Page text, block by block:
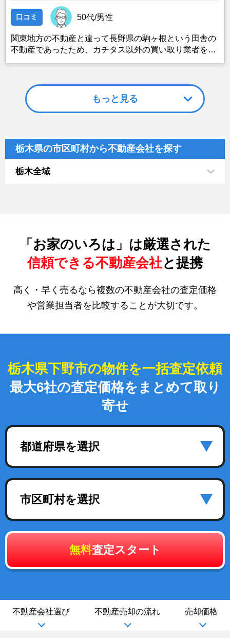
口コミ 50代/男性
関東地方の不動産と違って長野県の駒ヶ根という田舎の
不動産であったため、カチタス以外の買い取り業者をみ
も空き家の状態で不動産を残しておけないと考えて売却
を決めた。
もっと見る
栃木県の市区町村から不動産会社を探す
栃木全域
「お家のいろは」は厳選された
信頼できる不動産会社と提携
高く・早く売るなら複数の不動産会社の査定価格
や営業担当者を比較することが大切です。
栃木県下野市の物件を一括査定依頼
最大6社の査定価格をまとめて取り
寄せ
都道府県を選択
市区町村を選択
無料査定スタート
不動産会社選び 不動産売却の流れ 売却価格